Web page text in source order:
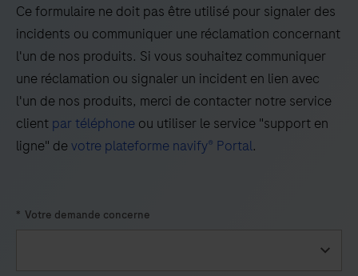
appropriate procedures and safeguards to assure the
validity of the interpretation of images obtained using
Roche Digital Pathology Dx.
system.
Roche
Digital
Pathology
Dx
is
intended
vitro
Ce formulaire ne doit pas être utilisé pour signaler des
incidents ou communiquer une réclamation concernant
l'un de nos produits. Si vous souhaitez communiquer
une réclamation ou signaler un incident en lien avec
l'un de nos produits, merci de contacter notre service
client par téléphone ou utiliser le service "support en
ligne" devotre plateforme navify® Portal.
* Votre demande concerne